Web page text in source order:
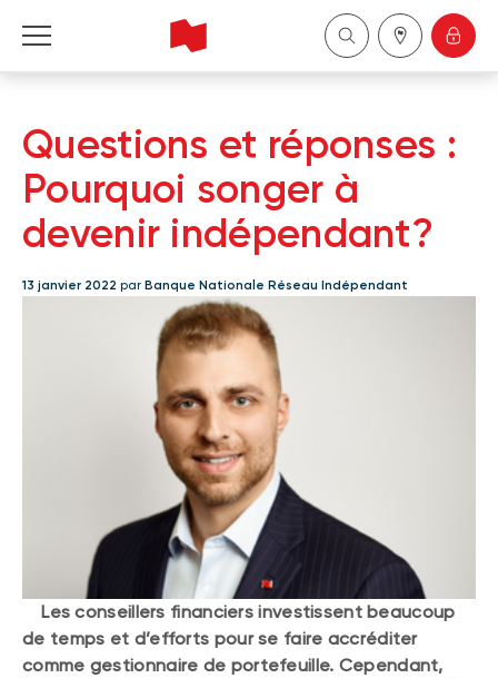
English
Questions et réponses :
Pourquoi songer à
devenir indépendant?
13 janvier 2022 par Banque Nationale Réseau Indépendant
Les conseillers financiers investissent beaucoup
de temps et d’efforts pour se faire accréditer
comme gestionnaire de portefeuille. Cependant,